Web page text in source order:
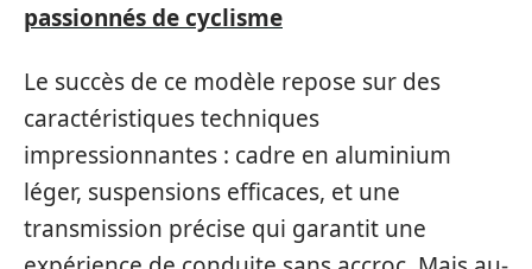
passionnés de cyclisme
Le succès de ce modèle repose sur des
caractéristiques techniques
impressionnantes : cadre en aluminium
léger, suspensions efficaces, et une
transmission précise qui garantit une